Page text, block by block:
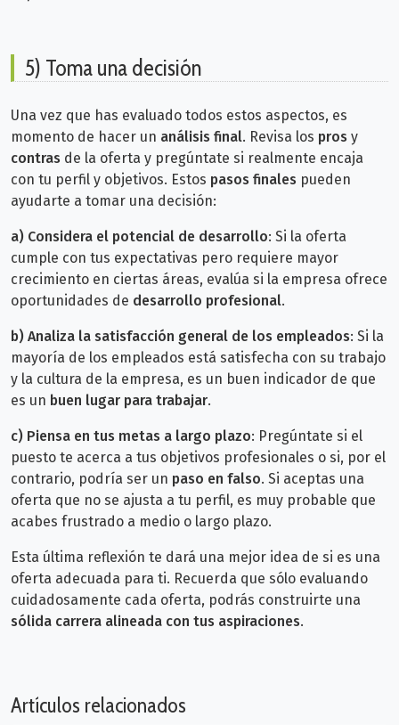
5) Toma una decisión
Una vez que has evaluado todos estos aspectos, es
momento de hacer un análisis final. Revisa los pros y
contras de la oferta y pregúntate si realmente encaja
con tu perfil y objetivos. Estos pasos finales pueden
ayudarte a tomar una decisión:
a) Considera el potencial de desarrollo: Si la oferta
cumple con tus expectativas pero requiere mayor
crecimiento en ciertas áreas, evalúa si la empresa ofrece
oportunidades de desarrollo profesional.
b) Analiza la satisfacción general de los empleados: Si la
mayoría de los empleados está satisfecha con su trabajo
y la cultura de la empresa, es un buen indicador de que
es un buen lugar para trabajar.
c) Piensa en tus metas a largo plazo: Pregúntate si el
puesto te acerca a tus objetivos profesionales o si, por el
contrario, podría ser un paso en falso. Si aceptas una
oferta que no se ajusta a tu perfil, es muy probable que
acabes frustrado a medio o largo plazo.
Esta última reflexión te dará una mejor idea de si es una
oferta adecuada para ti. Recuerda que sólo evaluando
cuidadosamente cada oferta, podrás construirte una
sólida carrera alineada con tus aspiraciones.
Artículos relacionados